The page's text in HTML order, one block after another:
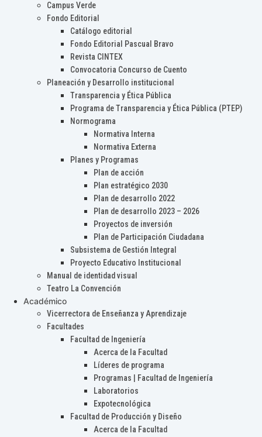
Campus Verde
Fondo Editorial
Catálogo editorial
Fondo Editorial Pascual Bravo
Revista CINTEX
Convocatoria Concurso de Cuento
Planeación y Desarrollo institucional
Transparencia y Ética Pública
Programa de Transparencia y Ética Pública (PTEP)
Normograma
Normativa Interna
Normativa Externa
Planes y Programas
Plan de acción
Plan estratégico 2030
Plan de desarrollo 2022
Plan de desarrollo 2023 – 2026
Proyectos de inversión
Plan de Participación Ciudadana
Subsistema de Gestión Integral
Proyecto Educativo Institucional
Manual de identidad visual
Teatro La Convención
Académico
Vicerrectora de Enseñanza y Aprendizaje
Facultades
Facultad de Ingeniería
Acerca de la Facultad
Líderes de programa
Programas | Facultad de Ingeniería
Laboratorios
Expotecnológica
Facultad de Producción y Diseño
Acerca de la Facultad